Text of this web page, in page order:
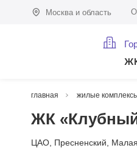
Москва и область О
главная жилые
ЖК
ЦАО Пресненский